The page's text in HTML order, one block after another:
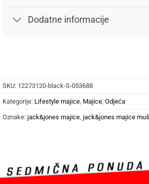
Dodatne informacije
SKU: 12273120-black-S-053688
Kategorije: Lifestyle majice Majice Odjeća
Oznake: jack&jones majice jack&jones majice